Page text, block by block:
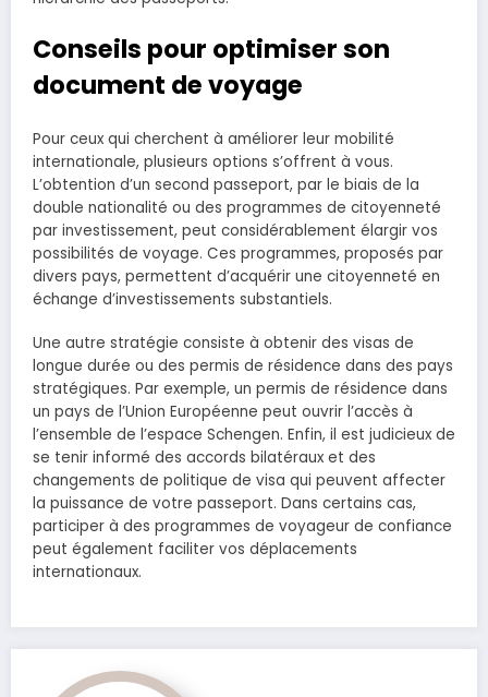
Conseils pour optimiser son
document de voyage
Pour ceux qui cherchent à améliorer leur mobilité
internationale, plusieurs options s’offrent à vous.
L’obtention d’un second passeport, par le biais de la
double nationalité ou des programmes de citoyenneté
par investissement, peut considérablement élargir vos
possibilités de voyage. Ces programmes, proposés par
divers pays, permettent d’acquérir une citoyenneté en
échange d’investissements substantiels.
Une autre stratégie consiste à obtenir des visas de
longue durée ou des permis de résidence dans des pays
stratégiques. Par exemple, un permis de résidence dans
un pays de l’Union Européenne peut ouvrir l’accès à
l’ensemble de l’espace Schengen. Enfin, il est judicieux de
se tenir informé des accords bilatéraux et des
changements de politique de visa qui peuvent affecter
la puissance de votre passeport. Dans certains cas,
participer à des programmes de voyageur de confiance
peut également faciliter vos déplacements
internationaux.